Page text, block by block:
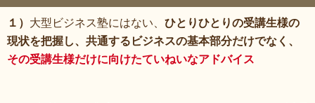
１） 大型ビジネス塾にはない、 ひとりひとりの受講生様の
現状を把握し、共通するビジネスの基本部分だけでなく、
その受講生様だけに向けたていねいなアドバイス